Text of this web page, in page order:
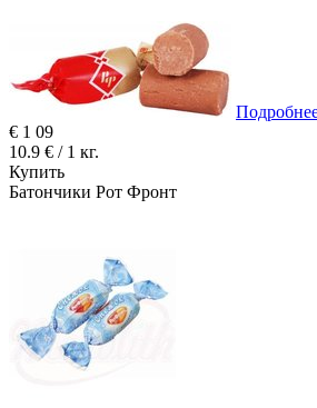
€ 1 09
10.9 € / 1 кг.
Купить
Батончики Рот Фронт